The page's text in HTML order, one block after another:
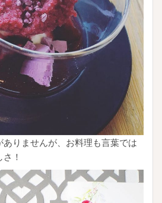
りませんが、お料理も言葉では
！